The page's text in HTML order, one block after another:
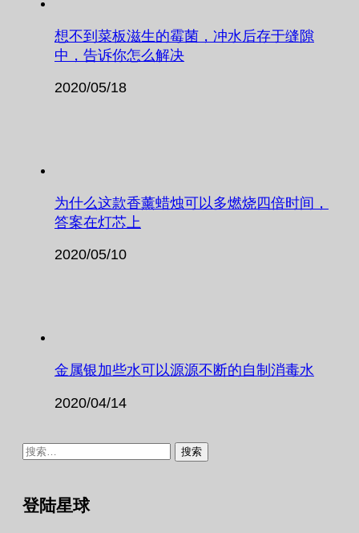
想不到菜板滋生的霉菌，冲水后存于缝隙
中，告诉你怎么解决
2020/05/18
为什么这款香薰蜡烛可以多燃烧四倍时间，
答案在灯芯上
2020/05/10
金属银加些水可以源源不断的自制消毒水
2020/04/14
搜
登陆星球